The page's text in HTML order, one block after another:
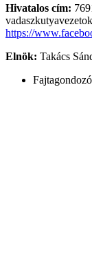
Hivatalos cím:
https://
Elnök: Takács